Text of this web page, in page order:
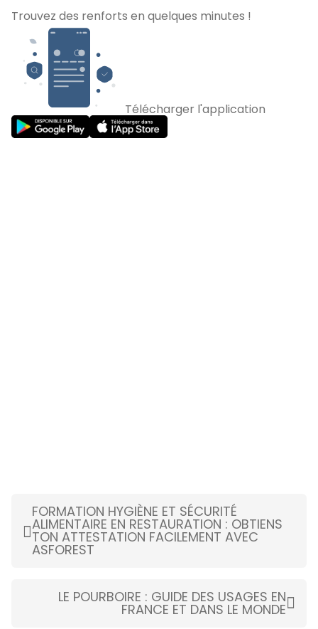
Trouvez des renforts en quelques minutes !
Télécharger l'application
FORMATION HYGIÈNE ET SÉCURITÉ
ALIMENTAIRE EN RESTAURATION : OBTIENS
TON ATTESTATION FACILEMENT AVEC
ASFOREST
LE POURBOIRE : GUIDE DES USAGES EN
FRANCE ET DANS LE MONDE